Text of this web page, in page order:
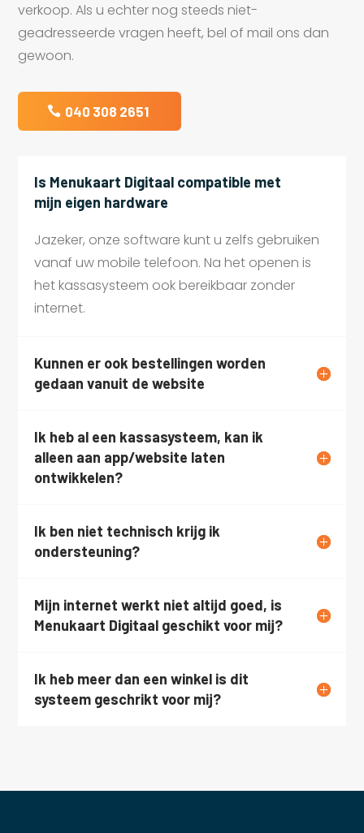
verkoop. Als u echter nog steeds niet-
geadresseerde vragen heeft, bel of mail ons dan
gewoon.
040 308 2651
Is Menukaart Digitaal compatible met
mijn eigen hardware
Jazeker, onze software kunt u zelfs gebruiken
vanaf uw mobile telefoon. Na het openen is
het kassasysteem ook bereikbaar zonder
internet.
Kunnen er ook bestellingen worden
gedaan vanuit de website
Ik heb al een kassasysteem, kan ik
alleen aan app/website laten
ontwikkelen?
Ik ben niet technisch krijg ik
ondersteuning?
Mijn internet werkt niet altijd goed, is
Menukaart Digitaal geschikt voor mij?
Ik heb meer dan een winkel is dit
systeem geschrikt voor mij?